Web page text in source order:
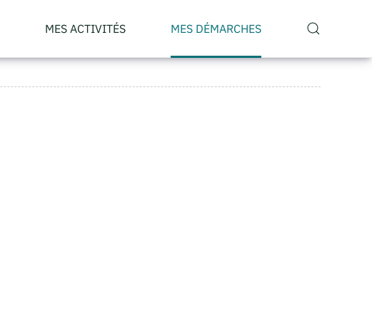
MES ACTIVITÉS MES DÉMARCHES